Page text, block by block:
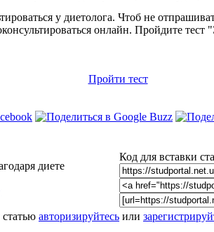
у диетолога. Чтоб не
онлайн. Пройдите
Пройти тест
диете
Код для вставки
авторизируйтесь или